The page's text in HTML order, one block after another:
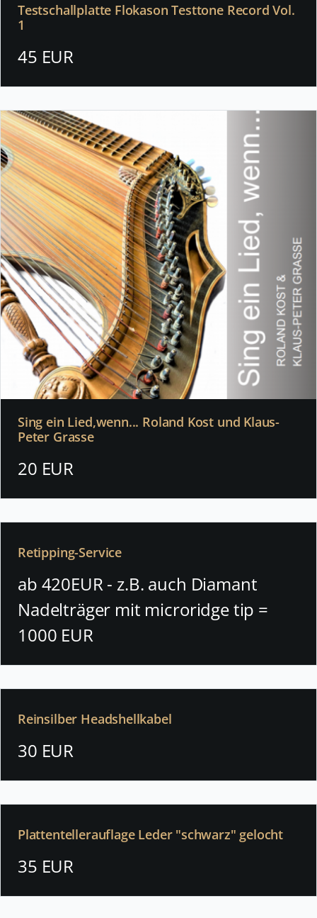
Testschallplatte Flokason Testtone Record Vol.
1
45 EUR
Sing ein Lied,wenn... Roland Kost und Klaus-
Peter Grasse
20 EUR
Retipping-Service
ab 420EUR - z.B. auch Diamant
Nadelträger mit microridge tip =
1000 EUR
Reinsilber Headshellkabel
30 EUR
Plattentellerauflage Leder "schwarz" gelocht
35 EUR